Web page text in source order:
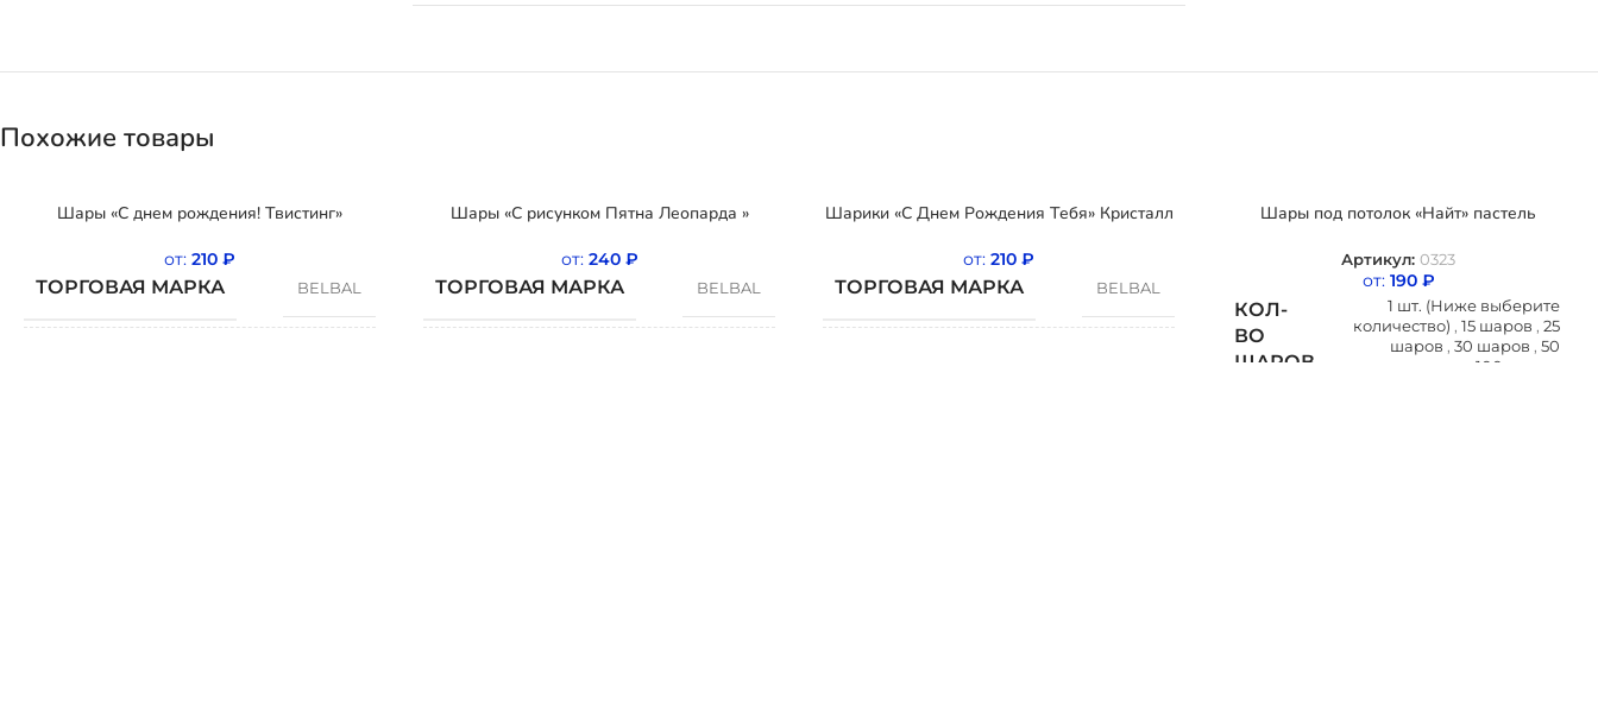
Похожие товары
Шары «С днем рождения! Твистинг»
от: 210 ₽
ТОРГОВАЯ МАРКА BELBAL
Шары «С рисунком Пятна Леопарда »
от: 240 ₽
ТОРГОВАЯ МАРКА BELBAL
Шарики «С Днем Рождения Тебя» Кристалл
от: 210 ₽
ТОРГОВАЯ МАРКА BELBAL
Шары под потолок «Найт» пастель
Артикул: 0323
от: 190 ₽
КОЛ-
ВО
ШАРОВ
1 шт. (Ниже выберите
количество) , 15 шаров , 25
шаров , 30 шаров , 50
100 шаров